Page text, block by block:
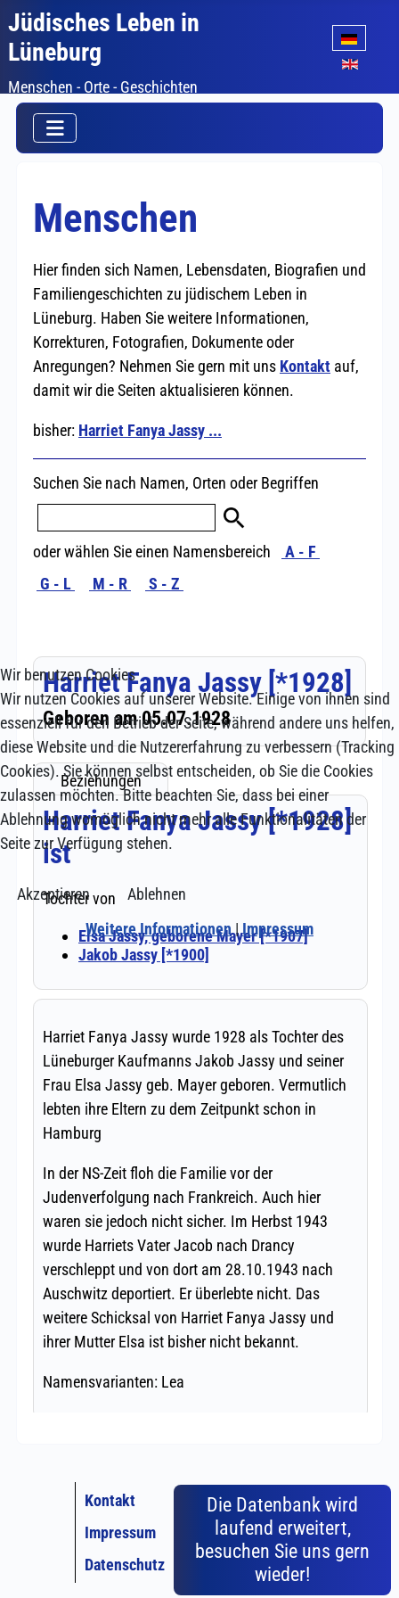
Jüdisches Leben in
Lüneburg
Menschen - Orte - Geschichten
Sprache
Kontakt
Impressum
Datenschutz
Die Datenbank wird
laufend erweitert,
besuchen Sie uns gern
wieder!
Wir benutzen Cookies
Wir nutzen Cookies auf unserer Website. Einige von ihnen sind
essenziell für den Betrieb der Seite, während andere uns helfen,
diese Website und die Nutzererfahrung zu verbessern (Tracking
Cookies). Sie können selbst entscheiden, ob Sie die Cookies
zulassen möchten. Bitte beachten Sie, dass bei einer
Ablehnung womöglich nicht mehr alle Funktionalitäten der
Seite zur Verfügung stehen.
Akzeptieren
Ablehnen
Weitere Informationen|Impressum